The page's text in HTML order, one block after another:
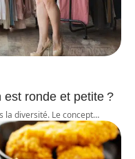
est ronde et petite ?
la diversité. Le concept…